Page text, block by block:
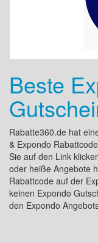
Beste
Rabatte360.de hat
& Expondo
Sie auf den Link
oder heiße Angebote
Rabattcode auf der
keinen Expondo
den Expondo